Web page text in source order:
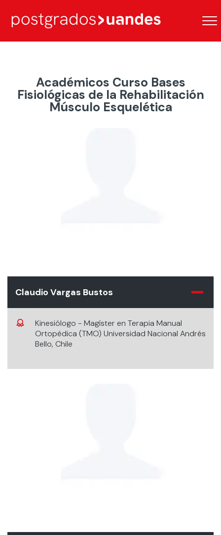
Académicos Curso Bases
Fisiológicas de la Rehabilitación
Músculo Esquelética
Claudio Vargas Bustos
Kinesiólogo - Magíster en Terapia Manual
Ortopédica (TMO) Universidad Nacional Andrés
Bello, Chile